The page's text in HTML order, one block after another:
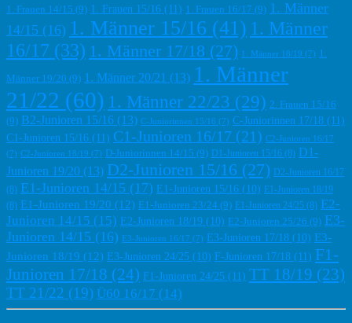
1. Frauen 14/15 (9) 1. Frauen 15/16 (11) 1. Frauen 16/17 (9) 1. Männer
14/15 (16) 1. Männer 15/16 (41) 1. Männer
16/17 (33) 1. Männer 17/18 (27) 1. Männer 18/19 (7) 1.
Männer 19/20 (9) 1. Männer 20/21 (13) 1. Männer
21/22 (60) 1. Männer 22/23 (29) 2. Frauen 15/16
(9) B2-Junioren 15/16 (13) C-Juniorinnen 15/16 (7) C-Juniorinnen 17/18 (11)
C1-Junioren 15/16 (11) C1-Junioren 16/17 (21) C2-Junioren 16/17
(7) C2-Junioren 18/19 (7) D-Juniorinnen 14/15 (9) D1-Junioren 15/16 (8) D1-
Junioren 19/20 (13) D2-Junioren 15/16 (27)
D2-Junioren 16/17
(8) E1-Junioren 14/15 (17) E1-Junioren 15/16 (10)
E1-Junioren 18/19
(8) E1-Junioren 19/20 (12) E1-Junioren 23/24 (9) E1-Junioren 24/25 (8) E2-
Junioren 14/15 (15) E2-Junioren 18/19 (10) E2-Junioren 25/26 (9) E3-
Junioren 14/15 (16) E3-Junioren 16/17 (7) E3-Junioren 17/18 (10) E3-
Junioren 18/19 (12) E3-Junioren 24/25 (10) F-Junioren 17/18 (11) F1-
Junioren 17/18 (24) F1-Junioren 24/25 (11) TT 18/19 (23)
TT 21/22 (19) Ü60 16/17 (14)